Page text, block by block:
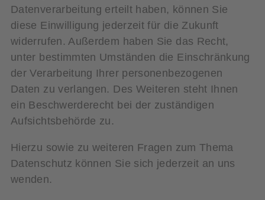
Datenverarbeitung erteilt haben, können Sie
diese Einwilligung jederzeit für die Zukunft
widerrufen. Außerdem haben Sie das Recht,
unter bestimmten Umständen die Einschränkung
der Verarbeitung Ihrer personenbezogenen
Daten zu verlangen. Des Weiteren steht Ihnen
ein Beschwerderecht bei der zuständigen
Aufsichtsbehörde zu.
Hierzu sowie zu weiteren Fragen zum Thema
Datenschutz können Sie sich jederzeit an uns
wenden.